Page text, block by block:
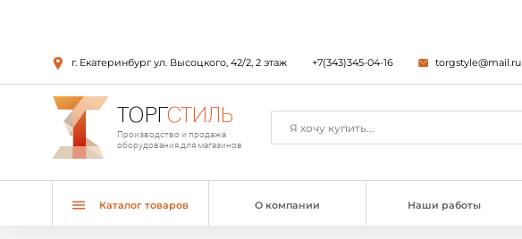
г. Екатеринбург ул. Высоцкого, 42/2, 2 этаж +7(343)345-04-16 torgstyle@mail.ru
ТОРГСТИЛЬ
Производство и продажа
оборудования для магазинов
Каталог товаров О компании Наши работы